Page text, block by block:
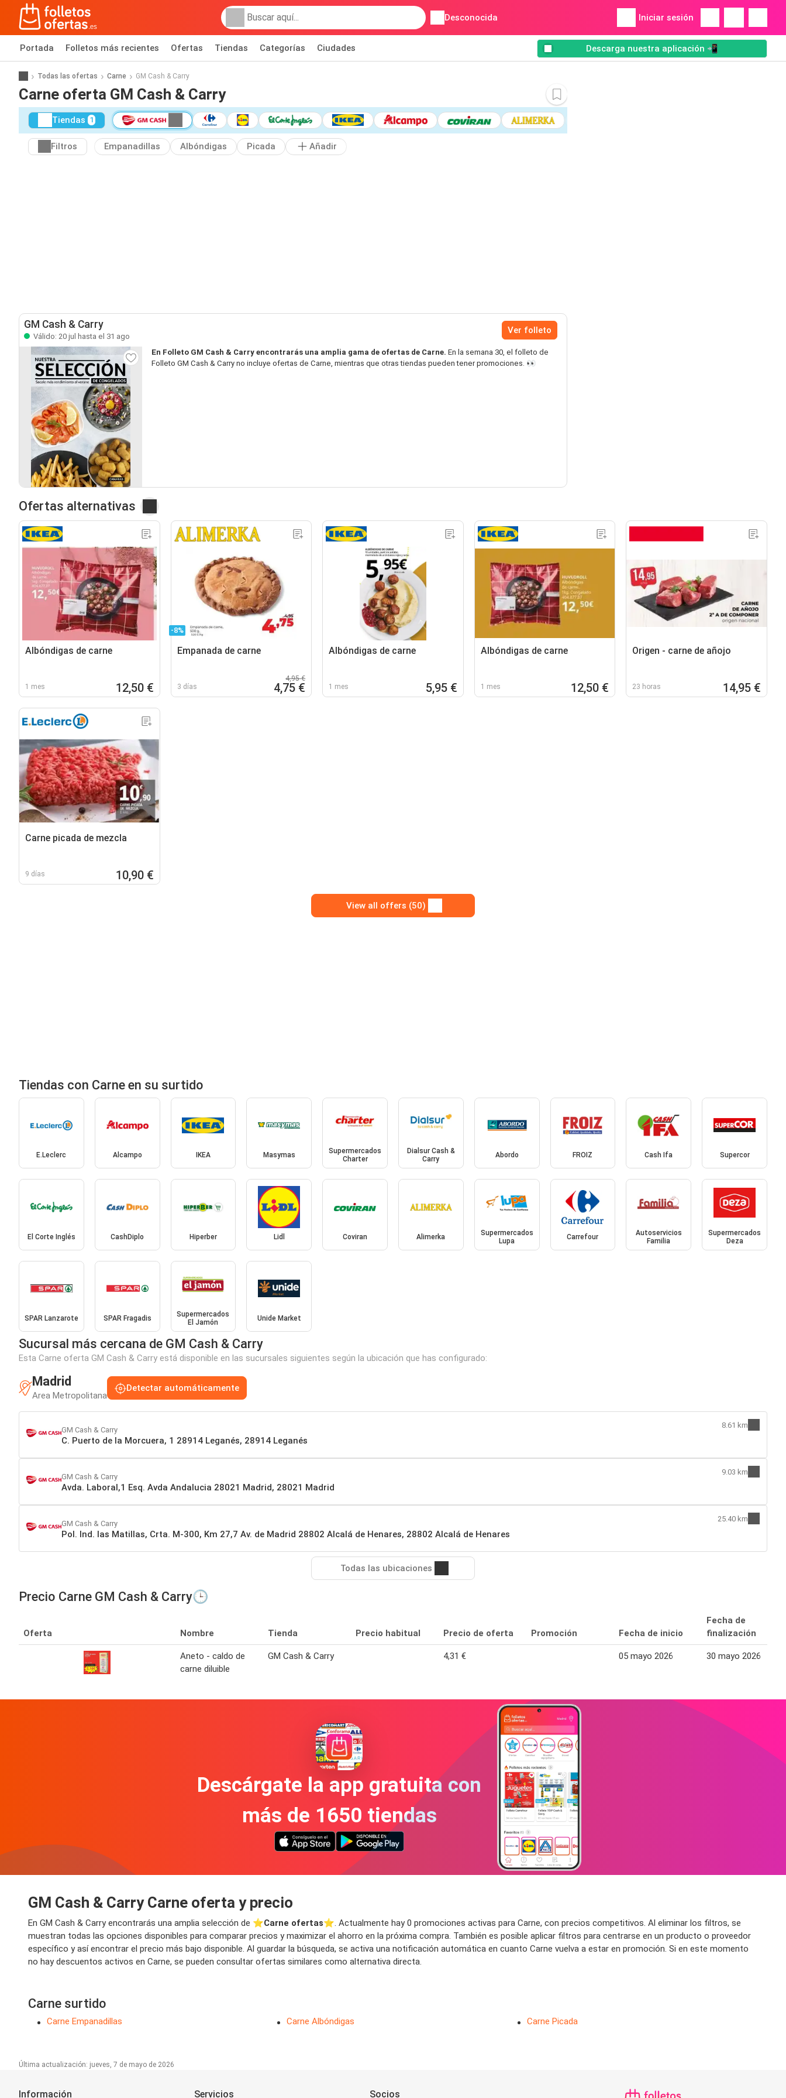
Desconocida Iniciar sesión
Portada Folletos más recientes Ofertas Tiendas Categorías Ciudades Descarga nuestra aplicación 📲
Todas las ofertas Carne GM Cash & Carry
Carne oferta GM Cash & Carry
Tiendas 1
Filtros Empanadillas Albóndigas Picada Añadir
GM Cash & Carry
Válido: 20 jul hasta el 31 ago
Ver folleto
En Folleto GM Cash & Carry encontrarás una amplia gama de ofertas de Carne. En la semana 30, el folleto de
Folleto GM Cash & Carry no incluye ofertas de Carne, mientras que otras tiendas pueden tener promociones. 👀
Ofertas alternativas
Albóndigas de carne
1 mes 12,50 €
-8%
Empanada de carne
3 días
4,95 €
4,75 €
Albóndigas de carne
1 mes 5,95 €
Albóndigas de carne
1 mes 12,50 €
Origen - carne de añojo
23 horas 14,95 €
Carne picada de mezcla
9 días 10,90 €
View all offers (50)
Tiendas con Carne en su surtido
E.Leclerc Alcampo IKEA Masymas
Supermercados
Charter
Dialsur Cash &
Carry
Abordo FROIZ Cash Ifa Supercor
El Corte Inglés CashDiplo Hiperber Lidl Coviran Alimerka
Supermercados
Lupa
Carrefour
Autoservicios
Familia
Supermercados
Deza
SPAR Lanzarote SPAR Fragadis
Supermercados
El Jamón
Unide Market
Sucursal más cercana de GM Cash & Carry
Esta Carne oferta GM Cash & Carry está disponible en las sucursales siguientes según la ubicación que has configurado:
Madrid
Area Metropolitana
Detectar automáticamente
GM Cash & Carry
C. Puerto de la Morcuera, 1 28914 Leganés, 28914 Leganés
8.61 km
GM Cash & Carry
Avda. Laboral,1 Esq. Avda Andalucia 28021 Madrid, 28021 Madrid
9.03 km
GM Cash & Carry
Pol. Ind. las Matillas, Crta. M-300, Km 27,7 Av. de Madrid 28802 Alcalá de Henares, 28802 Alcalá de Henares
25.40 km
Todas las ubicaciones
Precio Carne GM Cash & Carry🕒
Oferta Nombre Tienda Precio habitual Precio de oferta Promoción Fecha de inicio
Fecha de
finalización
Aneto - caldo de
carne diluible
GM Cash & Carry 4,31 € 05 mayo 2026 30 mayo 2026
Descárgate la app gratuita con
más de 1650 tiendas
GM Cash & Carry Carne oferta y precio
En GM Cash & Carry encontrarás una amplia selección de ⭐️Carne ofertas⭐️. Actualmente hay 0 promociones activas para Carne, con precios competitivos. Al eliminar los filtros, se
muestran todas las opciones disponibles para comparar precios y maximizar el ahorro en la próxima compra. También es posible aplicar filtros para centrarse en un producto o proveedor
específico y así encontrar el precio más bajo disponible. Al guardar la búsqueda, se activa una notificación automática en cuanto Carne vuelva a estar en promoción. Si en este momento
no hay descuentos activos en Carne, se pueden consultar ofertas similares como alternativa directa.
Carne surtido
Carne Empanadillas Carne Albóndigas Carne Picada
Última actualización: jueves, 7 de mayo de 2026
Información Servicios Socios